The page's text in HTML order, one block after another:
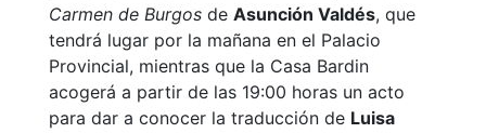
Carmen de Burgos de Asunción Valdés, que
tendrá lugar por la mañana en el Palacio
Provincial, mientras que la Casa Bardin
acogerá a partir de las 19:00 horas un acto
para dar a conocer la traducción de Luisa